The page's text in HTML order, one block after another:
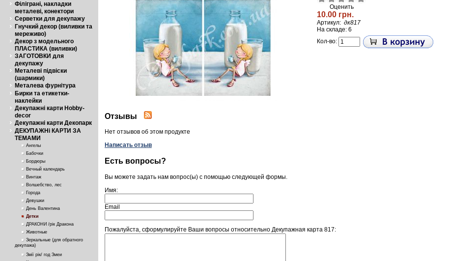
Філіграні, накладки
металеві, конектори
Серветки для декупажу
Гнучкий декор (виливки та
мереживо)
Декор з модельного
ПЛАСТИКА (виливки)
ЗАГОТОВКИ для
декупажу
Металеві підвіски
(шармики)
Металева фурнітура
Бирки та етикетки-
наклейки
Декупажні карти Hobby-
decor
Декупажні карти Декопарк
ДЕКУПАЖНі КАРТИ ЗА
ТЕМАМИ
Ангелы
Бабочки
Бордюры
Вечный календарь
Винтаж
Волшебство, лес
Города
Девушки
День Валентина
Детки
ДРАКОНИ /рік Дракона
Животные
Зеркальные (для обратного
декупажа)
Змії рік/ год Змеи
Оценить
10.00 грн.
Артикул: дк817
На складе: 6
Кол-во:
Отзывы
Нет отзывов об этом продукте
Написать отзыв
Есть вопросы?
Вы можете задать нам вопрос(ы) с помощью следующей формы.
Имя:
Email
Пожалуйста, сформулируйте Ваши вопросы относительно Декупажная карта 817: